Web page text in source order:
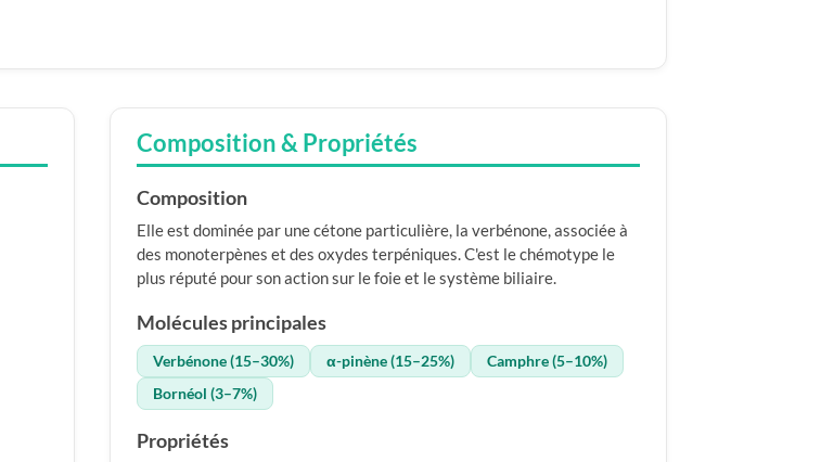
Composition & Propriétés
Composition
Elle est dominée par une cétone particulière, la verbénone, associée à
des monoterpènes et des oxydes terpéniques. C'est le chémotype le
plus réputé pour son action sur le foie et le système biliaire.
Molécules principales
Verbénone (15–30%) α-pinène (15–25%)
Camphre (5–10%)
Bornéol (3–7%)
Propriétés